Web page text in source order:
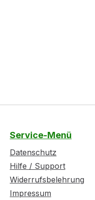
Service-Menü
Datenschutz
Hilfe / Support
Widerrufsbelehrung
Impressum